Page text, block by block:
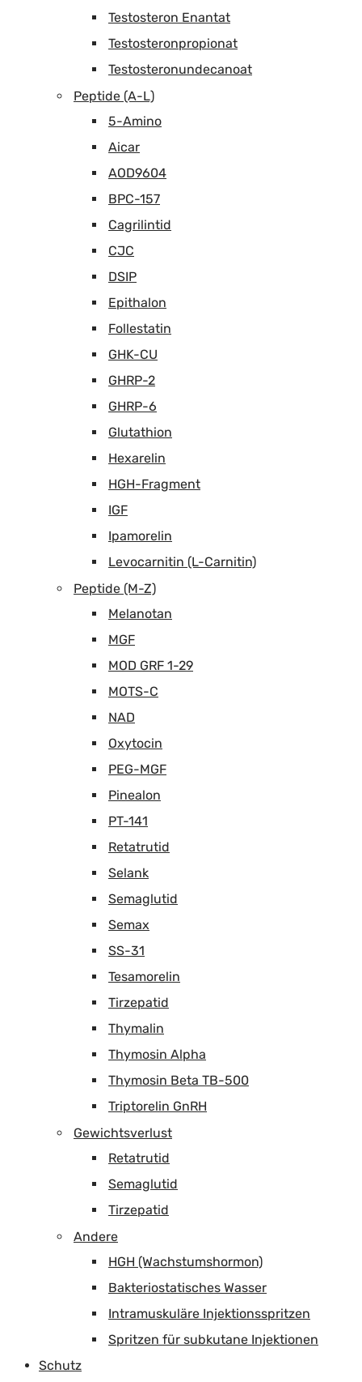
Testosteron Enantat
Testosteronpropionat
Testosteronundecanoat
Peptide (A-L)
5-Amino
Aicar
AOD9604
BPC-157
Cagrilintid
CJC
DSIP
Epithalon
Follestatin
GHK-CU
GHRP-2
GHRP-6
Glutathion
Hexarelin
HGH-Fragment
IGF
Ipamorelin
Levocarnitin (L-Carnitin)
Peptide (M-Z)
Melanotan
MGF
MOD GRF 1-29
MOTS-C
NAD
Oxytocin
PEG-MGF
Pinealon
PT-141
Retatrutid
Selank
Semaglutid
Semax
SS-31
Tesamorelin
Tirzepatid
Thymalin
Thymosin Alpha
Thymosin Beta TB-500
Triptorelin GnRH
Gewichtsverlust
Retatrutid
Semaglutid
Tirzepatid
Andere
HGH (Wachstumshormon)
Bakteriostatisches Wasser
Intramuskuläre Injektionsspritzen
Spritzen für subkutane Injektionen
Schutz